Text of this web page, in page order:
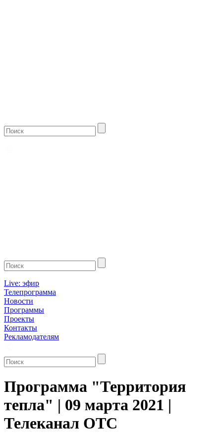
Live: эфир
Телепрограмма
Новости
Программы
Проекты
Контакты
Рекламодателям
Программа "Территория
тепла" | 09 марта 2021 |
Телеканал ОТС